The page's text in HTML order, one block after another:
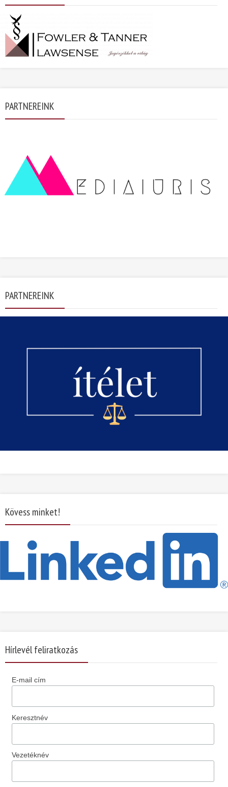
PARTNEREINK
PARTNEREINK
Kövess minket!
Hírlevél feliratkozás
E-mail cím
Keresztnév
Vezetéknév